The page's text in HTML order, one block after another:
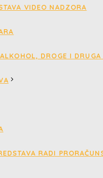
VIDEO NADZORA
DROGE I
RADI